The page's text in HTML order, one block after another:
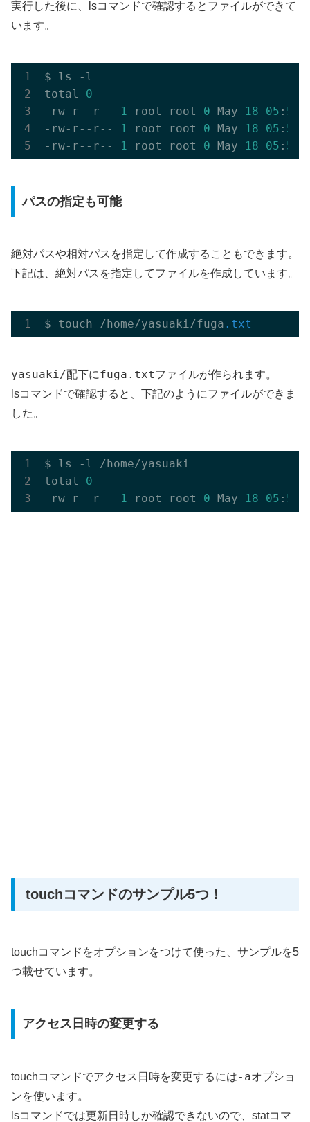
実行した後に、lsコマンドで確認するとファイルができて
います。
$ ls -l
total 0
-rw-r--r--
1 root root 0 May 18 05 : 56
-rw-r--r--
1 root root 0 May 18 05 : 51
-rw-r--r--
1 root root 0 May 18 05 : 55
パスの指定も可能
絶対パスや相対パスを指定して作成することもできます。
下記は、絶対パスを指定してファイルを作成しています。
$ touch /home/yasuaki/fuga .txt
yasuaki/配下にfuga.txtファイルが作られます。
lsコマンドで確認すると、下記のようにファイルができま
した。
$ ls -l /home/yasuaki
total 0
-rw-r--r--
1 root root 0 May 18 05 : 57
touchコマンドのサンプル5つ！
touchコマンドをオプションをつけて使った、サンプルを5
つ載せています。
アクセス日時の変更する
touchコマンドでアクセス日時を変更するには-aオプショ
ンを使います。
lsコマンドでは更新日時しか確認できないので、statコマ